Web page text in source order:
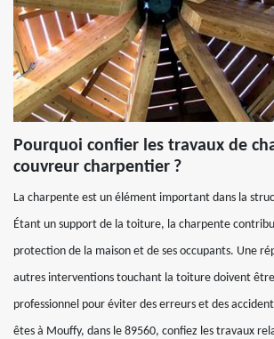
Pourquoi confier les travaux de
couvreur charpentier ?
La charpente est un élément important dans la
Étant un support de la toiture, la charpente
protection de la maison et de ses occupants. Une
autres interventions touchant la toiture doivent
professionnel pour éviter des erreurs et des
êtes à Mouffy, dans le 89560, confiez les travaux